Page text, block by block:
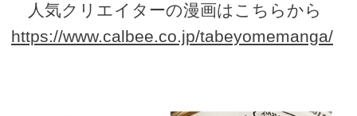
人気クリエイターの漫画はこちらから
https://www.calbee.co.jp/tabeyomemanga/